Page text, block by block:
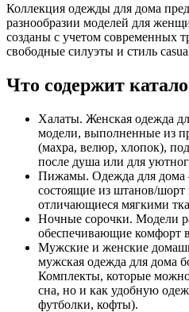
Коллекция одежды для дома
разнообразии моделей для
созданы с учетом современных
свободные силуэты и стиль
Что содержит
Халаты. Женская одежда
модели, выполненные из
(махра, велюр, хлопок),
после душа или для
Пижамы. Одежда для дома
состоящие из штанов/шорт
отличающиеся мягкими
Ночные сорочки. Модели
обеспечивающие комфорт
Мужские и женские
мужская одежда для дома
Комплекты, которые можно
сна, но и как удобную
футболки, кофты).